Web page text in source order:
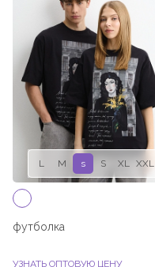
L M s S XL XXL
футболка
УЗНАТЬ ОПТОВУЮ ЦЕНУ